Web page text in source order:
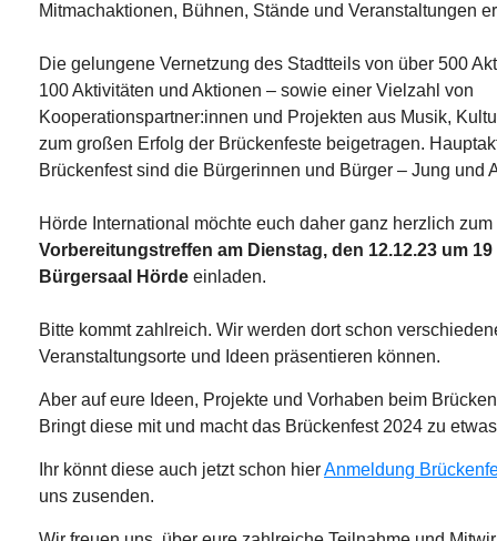
Mitmachaktionen, Bühnen, Stände und Veranstaltungen
Die gelungene Vernetzung des Stadtteils von über 500
100 Aktivitäten und Aktionen – sowie einer Vielzahl von
Kooperationspartner:innen und Projekten aus Musik,
zum großen Erfolg der Brückenfeste beigetragen.
Brückenfest sind die Bürgerinnen und Bürger – Jung und
Hörde International möchte euch daher ganz herzlich zum
Vorbereitungstreffen am Dienstag, den 12.12.23 um 19
Bürgersaal Hörde einladen.
Bitte kommt zahlreich. Wir werden dort schon
Veranstaltungsorte und Ideen präsentieren können.
Aber auf eure Ideen, Projekte und Vorhaben beim
Bringt diese mit und macht das Brückenfest 2024 zu
Ihr könnt diese auch jetzt schon hierAnmeldung
uns zusenden.